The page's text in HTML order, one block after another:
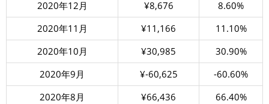
2020年12月 ¥8,676
8.60%
2020年11月
¥11,166
11.10%
2020年10月
¥30,985
30.90%
2020年9月
¥-60,625
-60.60%
2020年8月
¥66,436
66.40%